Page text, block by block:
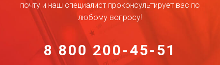
почту и наш специалист проконсультирует вас по
любому вопросу!
8 800 200-45-51